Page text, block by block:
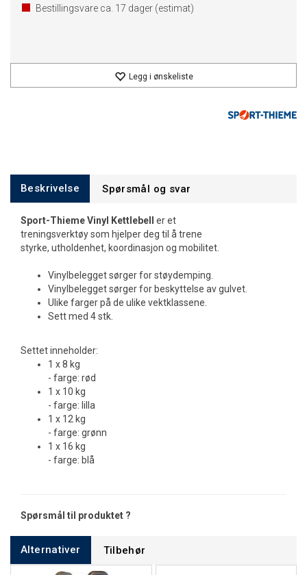
Bestillingsvare ca. 17 dager (estimat)
Legg i ønskeliste
Beskrivelse Spørsmål og svar
Sport-Thieme Vinyl Kettlebell
er et
treningsverktøy som hjelper deg til å trene
styrke, utholdenhet, koordinasjon og mobilitet.
Vinylbelegget sørger for støydemping.
Vinylbelegget sørger for beskyttelse av gulvet.
Ulike farger på de ulike vektklassene.
Sett med 4 stk.
Settet inneholder:
1 x 8 kg
- farge: rød
1 x 10 kg
- farge: lilla
1 x 12 kg
- farge: grønn
1 x 16 kg
- farge: blå
Spørsmål til produktet ?
Alternativer Tilbehør